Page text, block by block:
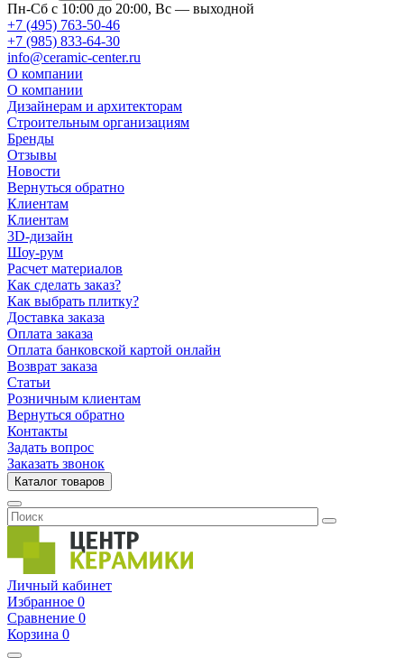
Пн-Сб с 10:00 до 20:00, Вс — выходной
+7 (495) 763-50-46
+7 (985) 833-64-30
info@ceramic-center.ru
О компании
О компании
Дизайнерам и архитекторам
Строительным организациям
Бренды
Отзывы
Новости
Вернуться обратно
Клиентам
Клиентам
3D-дизайн
Шоу-рум
Расчет материалов
Как сделать заказ?
Как выбрать плитку?
Доставка заказа
Оплата заказа
Оплата банковской картой онлайн
Возврат заказа
Статьи
Розничным клиентам
Вернуться обратно
Контакты
Задать вопрос
Заказать звонок
Каталог товаров
Личный кабинет
Избранное 0
Сравнение 0
Корзина 0